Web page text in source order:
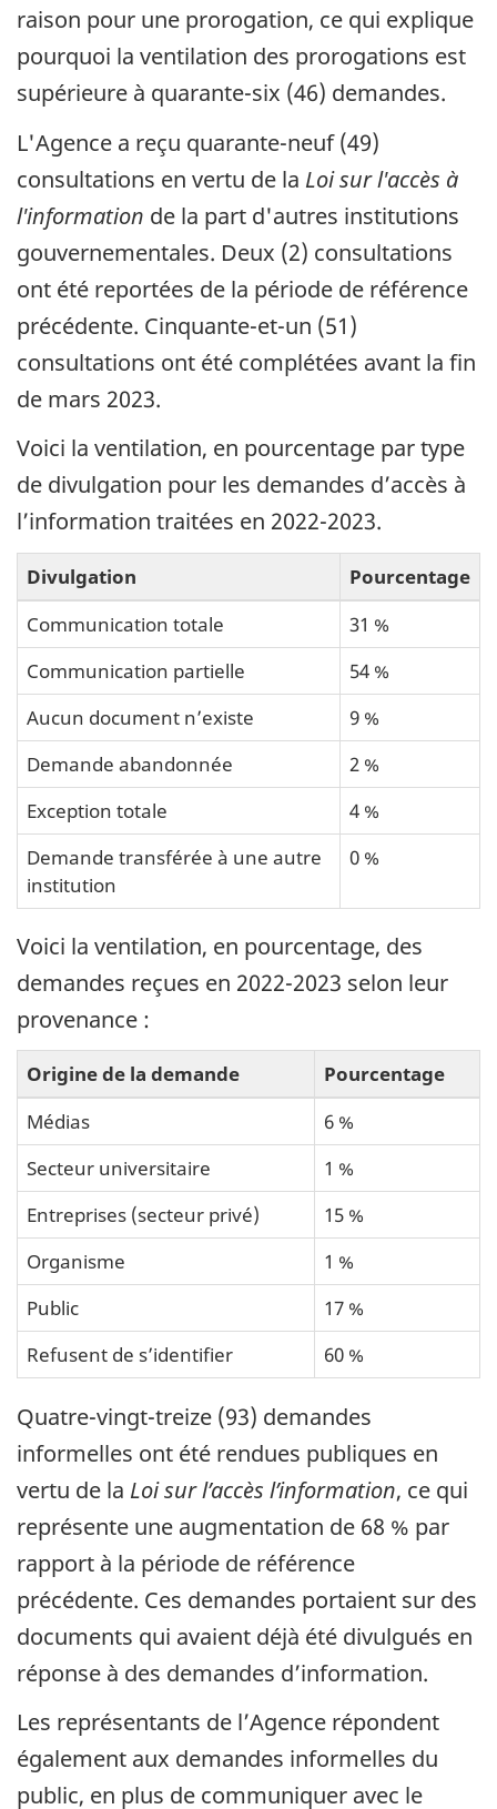
raison pour une prorogation, ce qui explique
pourquoi la ventilation des prorogations est
supérieure à quarante-six (46) demandes.
L'Agence a reçu quarante-neuf (49)
consultations en vertu de la Loi sur l'accès à
l'information de la part d'autres institutions
gouvernementales. Deux (2) consultations
ont été reportées de la période de référence
précédente. Cinquante-et-un (51)
consultations ont été complétées avant la fin
de mars 2023.
Voici la ventilation, en pourcentage par type
de divulgation pour les demandes d’accès à
l’information traitées en 2022-2023.
Divulgation
Pourcentage
Communication totale
31 %
Communication partielle
54 %
Aucun document n’existe
9 %
Demande abandonnée
2 %
Exception totale
4 %
Demande transférée à une autre
institution
0 %
Voici la ventilation, en pourcentage, des
demandes reçues en 2022-2023 selon leur
provenance :
Origine de la demande
Pourcentage
Médias
6 %
Secteur universitaire
1 %
Entreprises (secteur privé)
15 %
Organisme
1 %
Public
17 %
Refusent de s’identifier
60 %
Quatre-vingt-treize (93) demandes
informelles ont été rendues publiques en
vertu de la Loi sur l’accès l’information, ce qui
représente une augmentation de 68 % par
rapport à la période de référence
précédente. Ces demandes portaient sur des
documents qui avaient déjà été divulgués en
réponse à des demandes d’information.
Les représentants de l’Agence répondent
également aux demandes informelles du
public, en plus de communiquer avec le